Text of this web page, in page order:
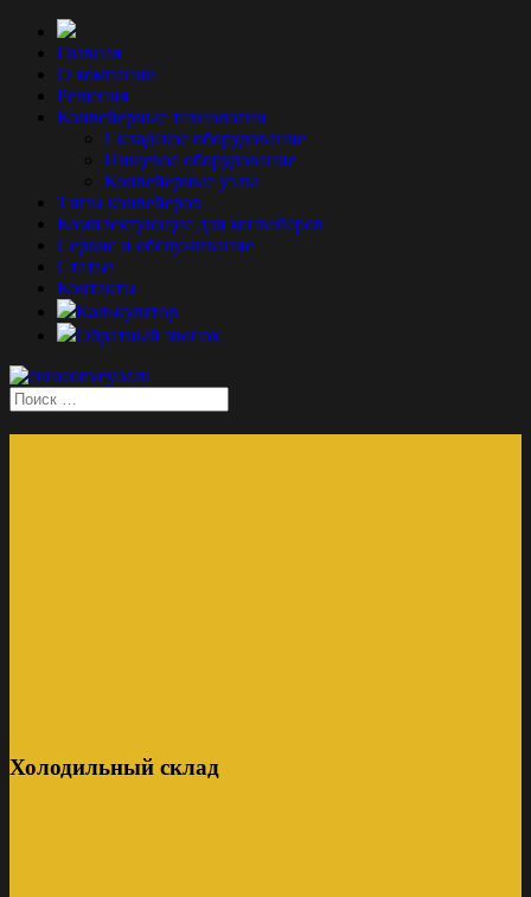
Главная
О компании
Решения
Конвейерные технологии
Складское оборудование
Пищевое оборудование
Конвейерные узлы
Типы конвейеров
Комплектующие для конвейеров
Сервис и обслуживание
Статьи
Контакты
Калькулятор
Обратный звонок
Холодильный склад